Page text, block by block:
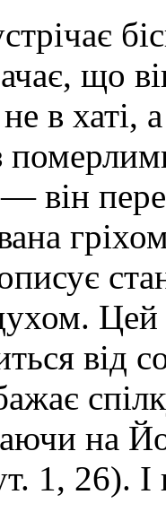
що
в хаті,
він
від
на
1, 26). І